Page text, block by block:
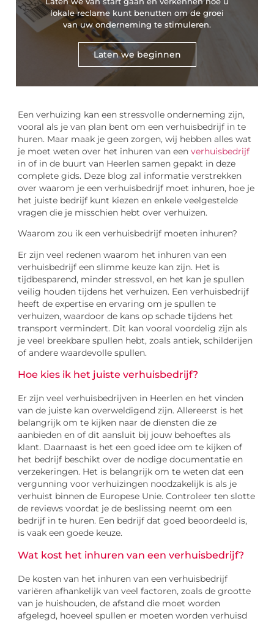
Een verhuizing kan een stressvolle onderneming zijn,
vooral als je van plan bent om een verhuisbedrijf in te
huren. Maar maak je geen zorgen, wij hebben alles wat
je moet weten over het inhuren van eenverhuisbedrijf
in of in de buurt van Heerlen samen gepakt in deze
complete gids. Deze blog zal informatie verstrekken
over waarom je een verhuisbedrijf moet inhuren, hoe je
het juiste bedrijf kunt kiezen en enkele veelgestelde
vragen die je misschien hebt over verhuizen.
Waarom zou ik een verhuisbedrijf moeten inhuren?
Er zijn veel redenen waarom het inhuren van een
verhuisbedrijf een slimme keuze kan zijn. Het is
tijdbesparend, minder stressvol, en het kan je spullen
veilig houden tijdens het verhuizen. Een verhuisbedrijf
heeft de expertise en ervaring om je spullen te
verhuizen, waardoor de kans op schade tijdens het
transport vermindert. Dit kan vooral voordelig zijn als
je veel breekbare spullen hebt, zoals antiek, schilderijen
of andere waardevolle spullen.
Hoe kies ik het juiste verhuisbedrijf?
Er zijn veel verhuisbedrijven in Heerlen en het vinden
van de juiste kan overweldigend zijn. Allereerst is het
belangrijk om te kijken naar de diensten die ze
aanbieden en of dit aansluit bij jouw behoeftes als
klant. Daarnaast is het een goed idee om te kijken of
het bedrijf beschikt over de nodige documentatie en
verzekeringen. Het is belangrijk om te weten dat een
vergunning voor verhuizingen noodzakelijk is als je
verhuist binnen de Europese Unie. Controleer ten slotte
de reviews voordat je de beslissing neemt om een
bedrijf in te huren. Een bedrijf dat goed beoordeeld is,
is vaak een goede keuze.
Wat kost het inhuren van een verhuisbedrijf?
De kosten van het inhuren van een verhuisbedrijf
variëren afhankelijk van veel factoren, zoals de grootte
van je huishouden, de afstand die moet worden
afgelegd, hoeveel spullen er moeten worden verhuisd
lokale reclame kunt benutten om de groei
van uw onderneming te stimuleren.
Laten we beginnen